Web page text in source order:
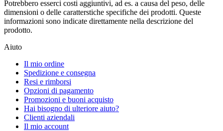
Potrebbero esserci costi aggiuntivi, ad es. a causa del peso, delle
dimensioni o delle caratterstiche specifiche dei prodotti. Queste
informazioni sono indicate direttamente nella descrizione del
prodotto.
Aiuto
Il mio ordine
Spedizione e consegna
Resi e rimborsi
Opzioni di pagamento
Promozioni e buoni acquisto
Hai bisogno di ulteriore aiuto?
Clienti aziendali
Il mio account